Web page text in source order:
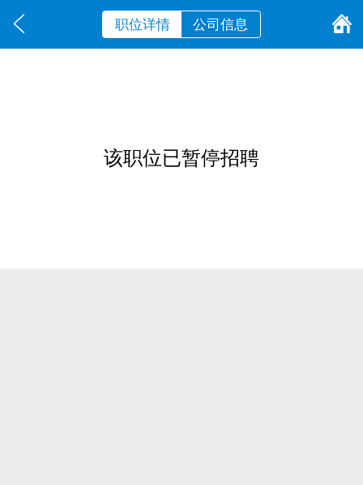
职位详情 公司信息
该职位已暂停招聘